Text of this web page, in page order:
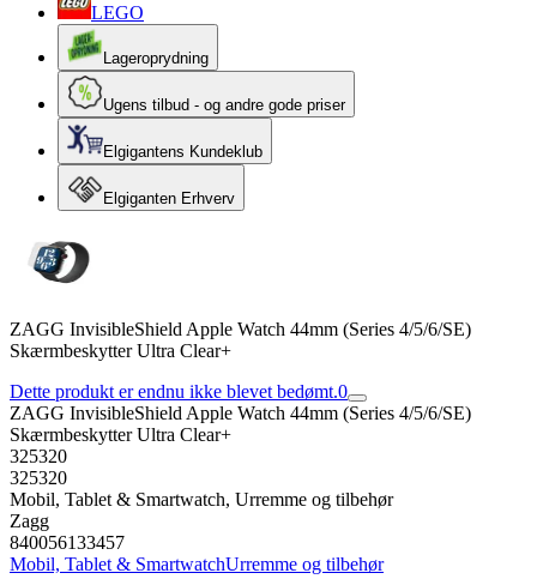
LEGO
Lageroprydning
Ugens tilbud - og andre gode priser
Elgigantens Kundeklub
Elgiganten Erhverv
ZAGG InvisibleShield Apple Watch 44mm (Series 4/5/6/SE)
Skærmbeskytter Ultra Clear+
Dette produkt er endnu ikke blevet bedømt.0
ZAGG InvisibleShield Apple Watch 44mm (Series 4/5/6/SE)
Skærmbeskytter Ultra Clear+
325320
325320
Mobil, Tablet & Smartwatch, Urremme og tilbehør
Zagg
840056133457
Mobil, Tablet & SmartwatchUrremme og tilbehør